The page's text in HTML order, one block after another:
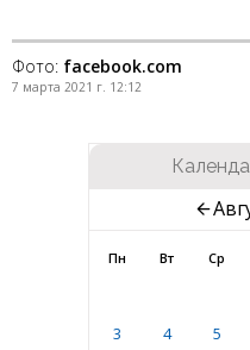
Фото: facebook.com
7 марта 2021 г. 12:12
Пн Вт Ср
3
4 5